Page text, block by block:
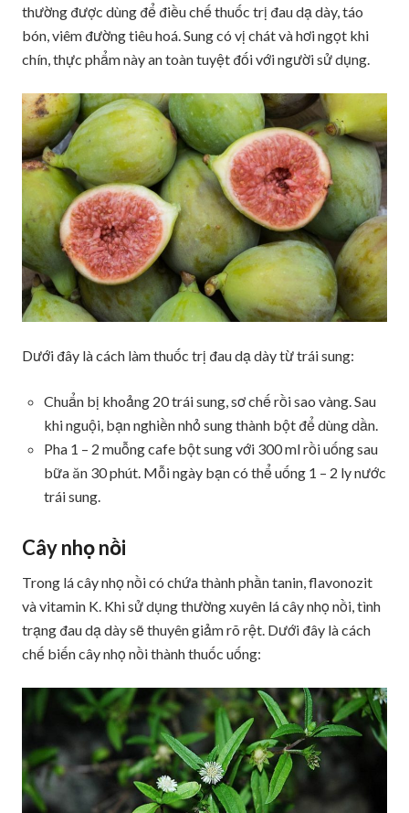
thường được dùng để điều chế thuốc trị đau dạ dày, táo
bón, viêm đường tiêu hoá. Sung có vị chát và hơi ngọt khi
chín, thực phẩm này an toàn tuyệt đối với người sử dụng.
Dưới đây là cách làm thuốc trị đau dạ dày từ trái sung:
Chuẩn bị khoảng 20 trái sung, sơ chế rồi sao vàng. Sau
khi nguội, bạn nghiền nhỏ sung thành bột để dùng dần.
Pha 1 – 2 muỗng cafe bột sung với 300 ml rồi uống sau
bữa ăn 30 phút. Mỗi ngày bạn có thể uống 1 – 2 ly nước
trái sung.
Cây nhọ nồi
Trong lá cây nhọ nồi có chứa thành phần tanin, flavonozit
và vitamin K. Khi sử dụng thường xuyên lá cây nhọ nồi, tình
trạng đau dạ dày sẽ thuyên giảm rõ rệt. Dưới đây là cách
chế biến cây nhọ nồi thành thuốc uống: